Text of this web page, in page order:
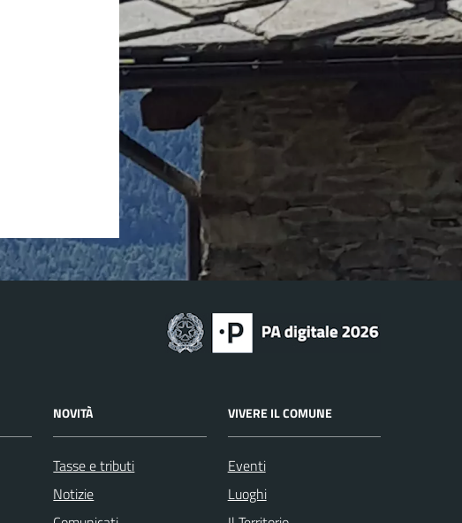
NOVITÀ
Tasse e tributi
Notizie
VIVERE IL COMUNE
Eventi
Luoghi